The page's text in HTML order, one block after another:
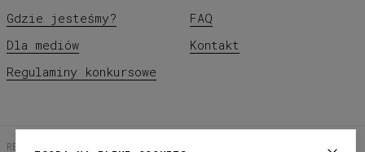
Gdzie jesteśmy?
Dla mediów
Regulaminy konkursowe
FAQ
Kontakt
REGULAMIN SKLEPU